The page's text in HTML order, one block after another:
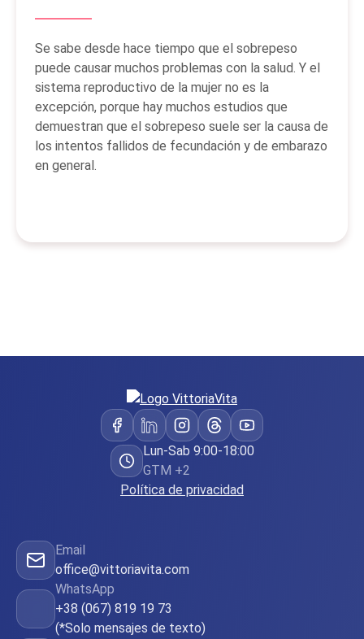
Se sabe desde hace tiempo que el sobrepeso
puede causar muchos problemas con la salud. Y el
sistema reproductivo de la mujer no es la
excepción, porque hay muchos estudios que
demuestran que el sobrepeso suele ser la causa de
los intentos fallidos de fecundación y de embarazo
en general.
Lun-Sab 9:00-18:00
GTM +2
Política de privacidad
Email
office@vittoriavita.com
WhatsApp
+38 (067) 819 19 73
(*Solo mensajes de texto)